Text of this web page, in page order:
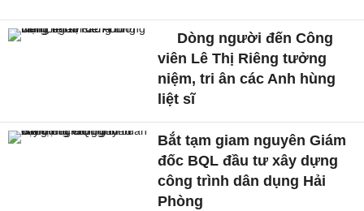
Dòng người đến Công
viên Lê Thị Riêng tưởng
niệm, tri ân các Anh hùng
liệt sĩ
Bắt tạm giam nguyên Giám
đốc BQL đầu tư xây dựng
công trình dân dụng Hải
Phòng